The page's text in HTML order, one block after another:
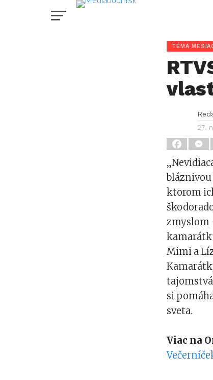
TÉMA
27.
bláznivou
ktorom
zmyslom
Mimi a
si
sveta.
Viac na